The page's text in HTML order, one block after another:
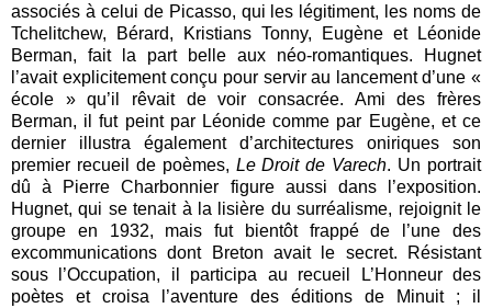
associés à celui de Picasso, qui les légitiment, les noms de
Tchelitchew, Bérard, Kristians Tonny, Eugène et Léonide
Berman, fait la part belle aux néo-romantiques. Hugnet
l’avait explicitement conçu pour servir au lancement d’une «
école » qu’il rêvait de voir consacrée. Ami des frères
Berman, il fut peint par Léonide comme par Eugène, et ce
dernier illustra également d’architectures oniriques son
premier recueil de poèmes, Le Droit de Varech. Un portrait
dû à Pierre Charbonnier figure aussi dans l’exposition.
Hugnet, qui se tenait à la lisière du surréalisme, rejoignit le
groupe en 1932, mais fut bientôt frappé de l’une des
excommunications dont Breton avait le secret. Résistant
sous l’Occupation, il participa au recueil L’Honneur des
poètes et croisa l’aventure des éditions de Minuit ; il